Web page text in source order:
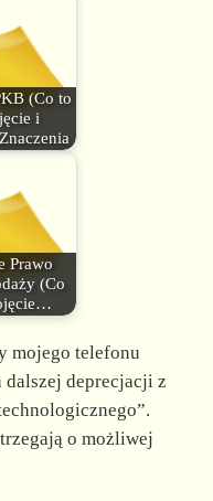
(Co to
i
Prawo
(Co
mojego telefonu
deprecjacji z
o możliwej